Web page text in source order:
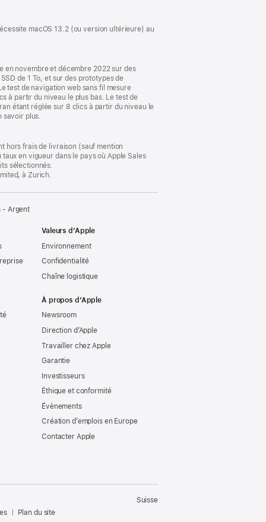
macOS 13.2 (ou version ultérieure) au
en novembre et décembre 2022 sur des
de 1 To, et sur des prototypes de
test de navigation web sans fil mesure
à partir du niveau le plus bas. Le test de
étant réglée sur 8 clics à partir du niveau le
savoir plus.
hors frais de livraison (sauf mention
en vigueur dans le pays où Apple Sales
sélectionnés.
à Zurich.
- Argent
Valeurs d’Apple
Environnement
Confidentialité
Chaîne logistique
À propos d’Apple
Newsroom
Direction d’Apple
Travailler chez Apple
Garantie
Investisseurs
Éthique et conformité
Évènements
Création d’emplois en Europe
Contacter Apple
Plan du site
Suisse